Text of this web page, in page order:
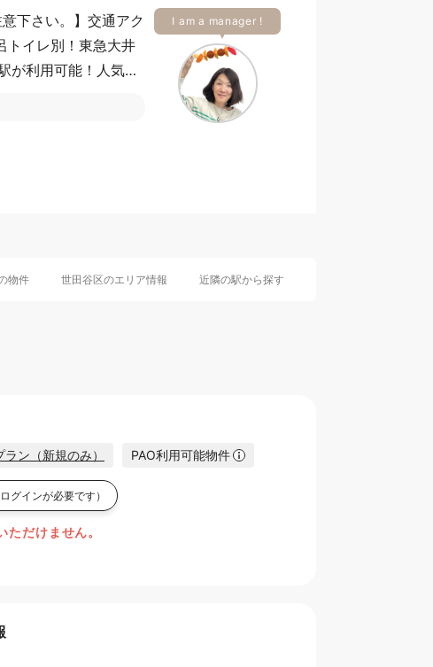
I am a manager !
下さい。】交通アク
トイレ別！東急大井
が利用可能！人気エ
物件 世田谷区のエリア情報 近隣の駅から探す
ラン（新規のみ） PAO利用可能物件
ログインが必要です）
ただけません。